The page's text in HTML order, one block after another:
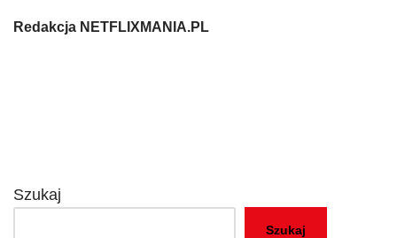
Redakcja NETFLIXMANIA.PL
Szukaj
Szukaj